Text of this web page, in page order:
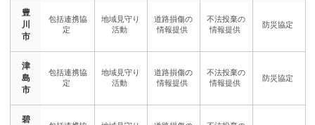
豊
川
市
津
島
市
碧